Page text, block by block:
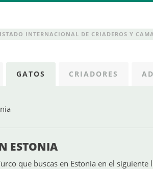
INTERNACIONAL DE CRIADEROS Y
GATOS CRIADORES
ESTONIA
que buscas en Estonia en el